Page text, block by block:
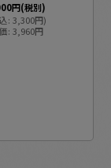
円(税別)
: 3,300円)
: 3,960円